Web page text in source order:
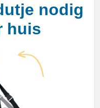
nodig
huis